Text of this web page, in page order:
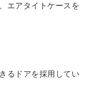
エアタイトケースを
るドアを採用してい